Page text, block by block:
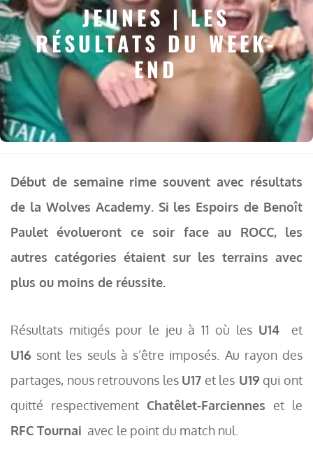
JEUNES | LES
RÉSULTATS DU WEEK-
END
Début de semaine rime souvent avec résultats
de la Wolves Academy. Si les Espoirs de Benoît
Paulet évolueront ce soir face au ROCC, les
autres catégories étaient sur les terrains avec
plus ou moins de réussite.
Résultats mitigés pour le jeu à 11 où les U14et
U16 sont les seuls à s’être imposés. Au rayon des
partages, nous retrouvons les U17 et les U19qui ont
quitté respectivement Chatêlet-Farciennes et le
RFC Tournai avec le point du match nul.